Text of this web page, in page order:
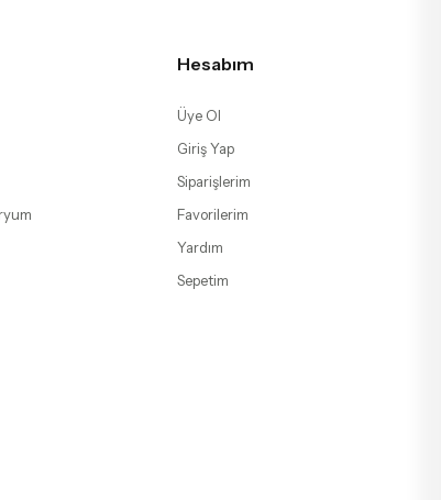
Hesabım
Üye Ol
Giriş Yap
Siparişlerim
Favorilerim
Yardım
Sepetim